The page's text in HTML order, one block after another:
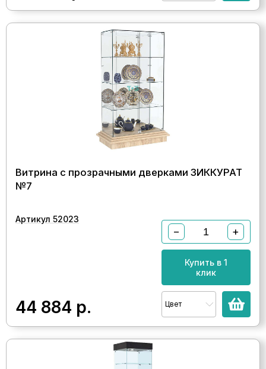
Витрина с прозрачными дверками ЗИККУРАТ
№7
Артикул 52023
44 884 р.
− +
Купить в 1
клик
Цвет